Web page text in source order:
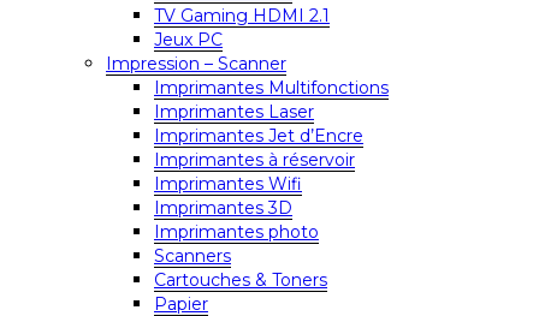
TV Gaming HDMI 2.1
Jeux PC
Impression – Scanner
Imprimantes Multifonctions
Imprimantes Laser
Imprimantes Jet d’Encre
Imprimantes à réservoir
Imprimantes Wifi
Imprimantes 3D
Imprimantes photo
Scanners
Cartouches & Toners
Papier